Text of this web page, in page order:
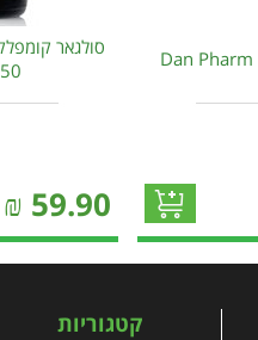
50 כמוסות Solgar
59.90
₪
קטגוריות